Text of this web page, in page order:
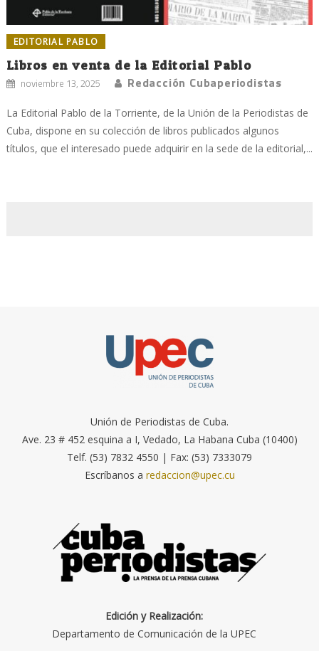
EDITORIAL PABLO
Libros en venta de la Editorial Pablo
noviembre 13, 2025 Redacción Cubaperiodistas
La Editorial Pablo de la Torriente, de la Unión de la Periodistas de
Cuba, dispone en su colección de libros publicados algunos
títulos, que el interesado puede adquirir en la sede de la editorial,...
Unión de Periodistas de Cuba.
Ave. 23 # 452 esquina a I, Vedado, La Habana Cuba (10400)
Telf. (53) 7832 4550 | Fax: (53) 7333079
Escríbanos a redaccion@upec.cu
Edición y Realización:
Departamento de Comunicación de la UPEC